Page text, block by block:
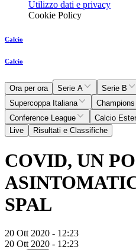
Utilizzo dati e privacy
Cookie Policy
Calcio
Calcio
Ora per ora Serie A Serie B
Supercoppa Italiana
Conference League
Calcio
Live
Risultati e Classifiche
COVID, UN
SPAL
20 Ott 2020 - 12:23
20 Ott 2020 - 12:23